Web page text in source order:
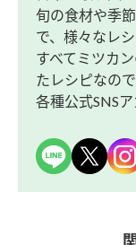
旬の食材や季
で、様々なレ
すべてミツカ
たレシピなの
各種公式SNSア